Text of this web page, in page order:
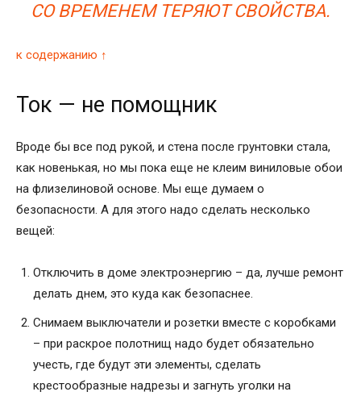
СО ВРЕМЕНЕМ ТЕРЯЮТ СВОЙСТВА.
к содержанию ↑
Ток — не помощник
Вроде бы все под рукой, и стена после грунтовки стала,
как новенькая, но мы пока еще не клеим виниловые обои
на флизелиновой основе. Мы еще думаем о
безопасности. А для этого надо сделать несколько
вещей:
Отключить в доме электроэнергию – да, лучше ремонт
делать днем, это куда как безопаснее.
Снимаем выключатели и розетки вместе с коробками
– при раскрое полотнищ надо будет обязательно
учесть, где будут эти элементы, сделать
крестообразные надрезы и загнуть уголки на